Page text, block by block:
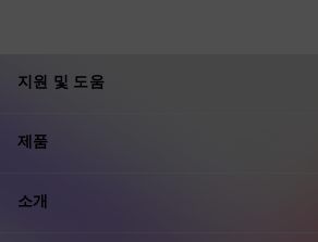
지원 및 도움
제품
소개